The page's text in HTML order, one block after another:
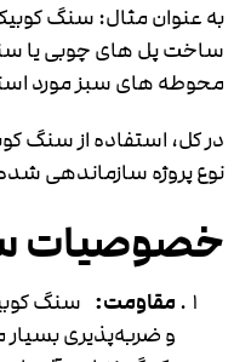
به عنوان مثال: سنگ
ساخت پل های چوبی یا
محوطه های سبز مورد
در کل، استفاده از سنگ
نوع پروژه سازماندهی
خصوصیات
مقاومت: سنگ
و ضربه‌پذیری